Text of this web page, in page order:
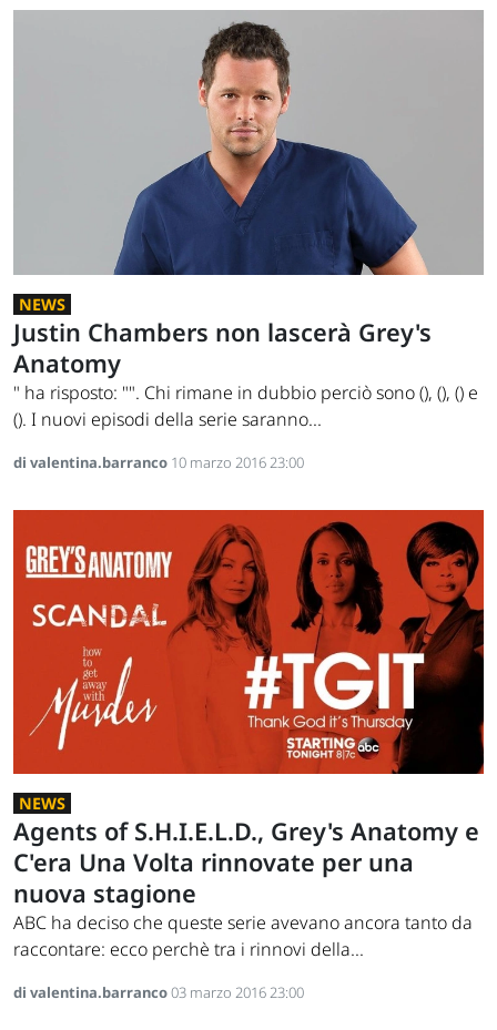
NEWS
Justin Chambers non lascerà Grey's
Anatomy
" ha risposto: "". Chi rimane in dubbio perciò sono (), (), () e
(). I nuovi episodi della serie saranno...
di valentina.barranco 10 marzo 2016 23:00
NEWS
Agents of S.H.I.E.L.D., Grey's Anatomy e
C'era Una Volta rinnovate per una
nuova stagione
ABC ha deciso che queste serie avevano ancora tanto da
raccontare: ecco perchè tra i rinnovi della...
di valentina.barranco03 marzo 2016 23:00